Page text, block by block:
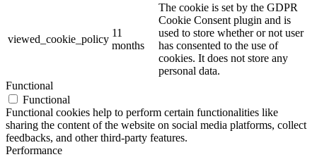
viewed_cookie_policy
11
months
The cookie is set by the GDPR
Cookie Consent plugin and is
used to store whether or not user
has consented to the use of
cookies. It does not store any
personal data.
Functional
Functional
Functional cookies help to perform certain functionalities like
sharing the content of the website on social media platforms, collect
feedbacks, and other third-party features.
Performance